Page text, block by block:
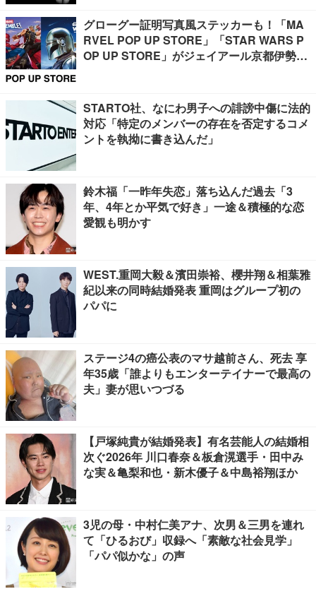
グローグー証明写真風ステッカーも！「MA
RVEL POP UP STORE」「STAR WARS P
OP UP STORE」がジェイアール京都伊勢丹
STARTO社、なにわ男子への誹謗中傷に法的
対応「特定のメンバーの存在を否定するコメ
ントを執拗に書き込んだ」
鈴木福「一昨年失恋」落ち込んだ過去「3
年、4年とか平気で好き」一途＆積極的な恋
愛観も明かす
WEST.重岡大毅＆濱田崇裕、櫻井翔＆相葉雅
紀以来の同時結婚発表 重岡はグループ初の
パパに
ステージ4の癌公表のマサ越前さん、死去 享
年35歳「誰よりもエンターテイナーで最高の
夫」妻が思いつづる
【戸塚純貴が結婚発表】有名芸能人の結婚相
次ぐ2026年 川口春奈＆板倉滉選手・田中み
な実＆亀梨和也・新木優子＆中島裕翔ほか
3児の母・中村仁美アナ、次男＆三男を連れ
て「ひるおび」収録へ「素敵な社会見学」
「パパ似かな」の声